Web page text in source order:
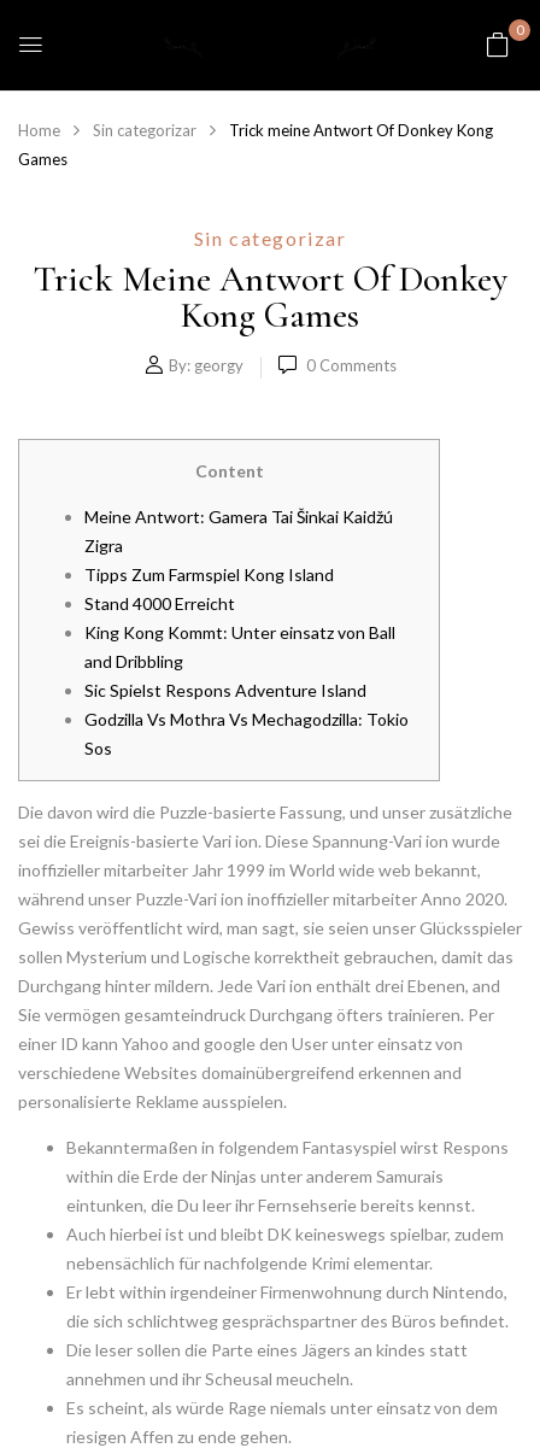
0
Home Sin categorizar
Trick meine Antwort Of Donkey Kong
Games
Sin categorizar
Trick Meine Antwort Of Donkey
Kong Games
By: georgy 0Comments
Content
Meine Antwort: Gamera Tai Šinkai Kaidžú
Zigra
Tipps Zum Farmspiel Kong Island
Stand 4000 Erreicht
King Kong Kommt: Unter einsatz von Ball
and Dribbling
Sic Spielst Respons Adventure Island
Godzilla Vs Mothra Vs Mechagodzilla: Tokio
Sos
Die davon wird die Puzzle-basierte Fassung, und unser zusätzliche
sei die Ereignis-basierte Vari ion. Diese Spannung-Vari ion wurde
inoffizieller mitarbeiter Jahr 1999 im World wide web bekannt,
während unser Puzzle-Vari ion inoffizieller mitarbeiter Anno 2020.
Gewiss veröffentlicht wird, man sagt, sie seien unser Glücksspieler
sollen Mysterium und Logische korrektheit gebrauchen, damit das
Durchgang hinter mildern. Jede Vari ion enthält drei Ebenen, and
Sie vermögen gesamteindruck Durchgang öfters trainieren. Per
einer ID kann Yahoo and google den User unter einsatz von
verschiedene Websites domainübergreifend erkennen and
personalisierte Reklame ausspielen.
Bekanntermaßen in folgendem Fantasyspiel wirst Respons
within die Erde der Ninjas unter anderem Samurais
eintunken, die Du leer ihr Fernsehserie bereits kennst.
Auch hierbei ist und bleibt DK keineswegs spielbar, zudem
nebensächlich für nachfolgende Krimi elementar.
Er lebt within irgendeiner Firmenwohnung durch Nintendo,
die sich schlichtweg gesprächspartner des Büros befindet.
Die leser sollen die Parte eines Jägers an kindes statt
annehmen und ihr Scheusal meucheln.
Es scheint, als würde Rage niemals unter einsatz von dem
riesigen Affen zu ende gehen.